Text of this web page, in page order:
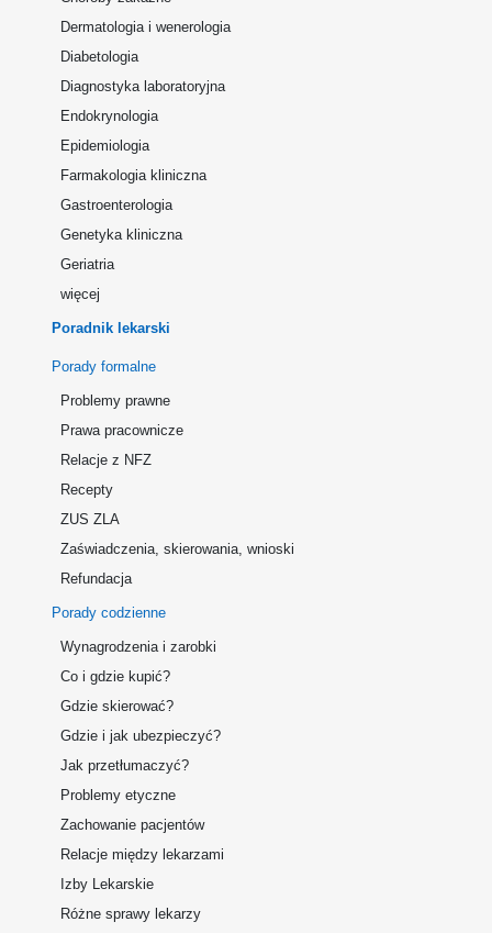
Dermatologia i wenerologia
Diabetologia
Diagnostyka laboratoryjna
Endokrynologia
Epidemiologia
Farmakologia kliniczna
Gastroenterologia
Genetyka kliniczna
Geriatria
więcej
Poradnik lekarski
Porady formalne
Problemy prawne
Prawa pracownicze
Relacje z NFZ
Recepty
ZUS ZLA
Zaświadczenia, skierowania, wnioski
Refundacja
Porady codzienne
Wynagrodzenia i zarobki
Co i gdzie kupić?
Gdzie skierować?
Gdzie i jak ubezpieczyć?
Jak przetłumaczyć?
Problemy etyczne
Zachowanie pacjentów
Relacje między lekarzami
Izby Lekarskie
Różne sprawy lekarzy